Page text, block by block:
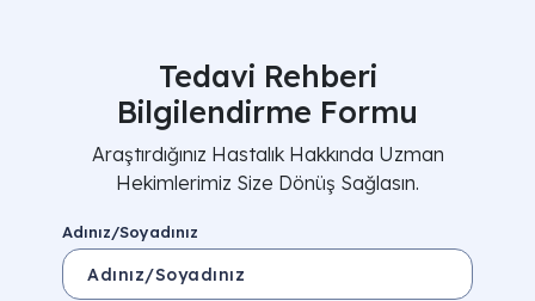
Tedavi Rehberi
Bilgilendirme Formu
Araştırdığınız Hastalık Hakkında Uzman
Hekimlerimiz Size Dönüş Sağlasın.
Adınız/Soyadınız